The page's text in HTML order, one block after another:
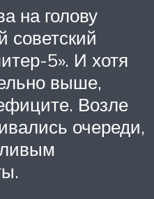
на голову
советский
5». И хотя
выше,
Возле
очереди,